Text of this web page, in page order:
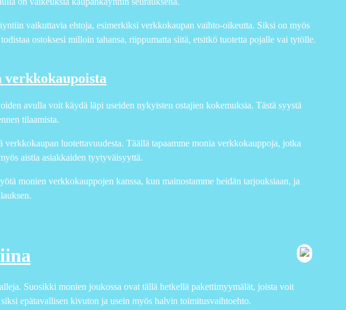
vaikuttavia ehtoja, esimerkiksi verkkokaupan vaihto-oikeutta. Siksi on myös
ostoksesi milloin tahansa, riippumatta siitä, etsitkö tuotetta pojalle vai tytölle.
verkkokaupoista
avulla voit käydä läpi useiden nykyisten ostajien kokemuksia. Tästä syystä
tilaamista.
luotettavuudesta. Täällä tapaamme monia verkkokauppoja, jotka
aistia asiakkaiden tyytyväisyyttä.
monien verkkokauppojen kanssa, kun mainostamme heidän tarjouksiaan, ja
Suosikki monien joukossa ovat tällä hetkellä pakettimyymälät, joista voit
epätavallisen kivuton ja usein myös halvin toimitusvaihtoehto.